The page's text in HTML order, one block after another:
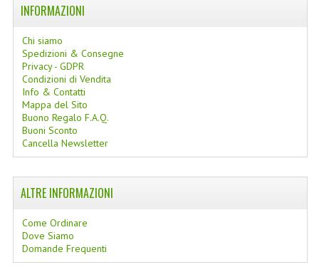
TUMBLR
INFORMAZIONI
Chi siamo
Spedizioni & Consegne
Privacy - GDPR
Condizioni di Vendita
Info & Contatti
Mappa del Sito
Buono Regalo F.A.Q.
Buoni Sconto
Cancella Newsletter
ALTRE INFORMAZIONI
Come Ordinare
Dove Siamo
Domande Frequenti